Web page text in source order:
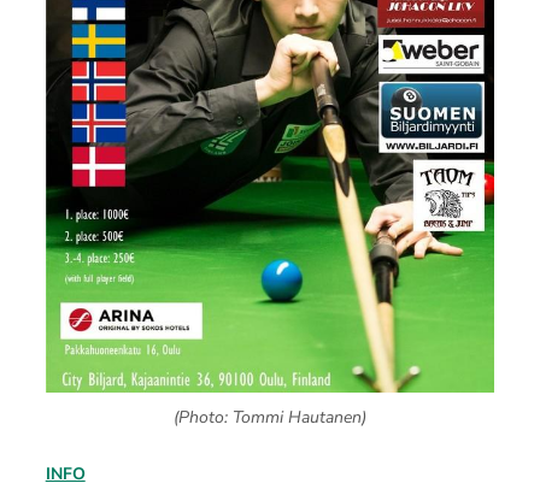
(Photo: Tommi Hautanen)
INFO